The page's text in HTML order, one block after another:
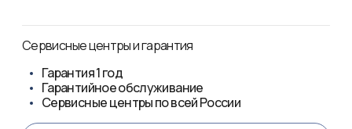
Сервисные центры и гарантия
Гарантия1 год
Гарантийное обслуживание
Сервисные центры по всей России